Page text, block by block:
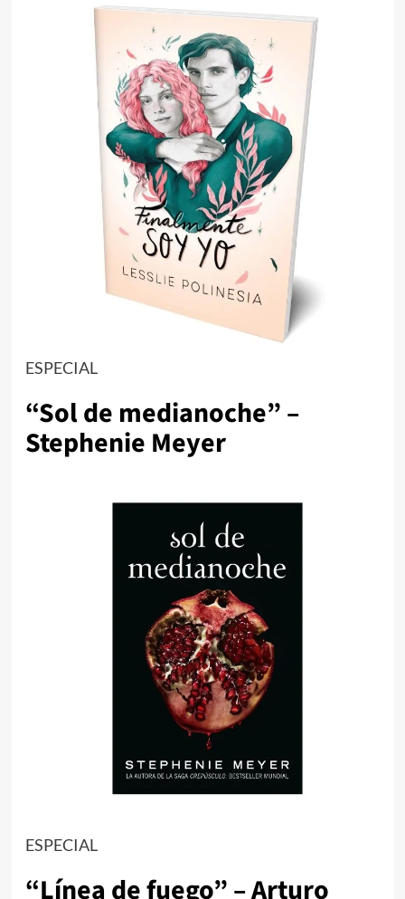
ESPECIAL
“Sol de medianoche” –
Stephenie Meyer
ESPECIAL
“Línea de fuego” – Arturo